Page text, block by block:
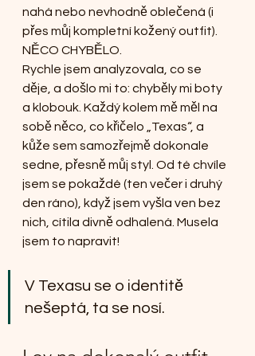
nahá nebo nevhodně oblečená (i
přes můj kompletní kožený outfit).
NĚCO CHYBĚLO.
Rychle jsem analyzovala, co se
děje, a došlo mi to: chyběly mi boty
a klobouk. Každý kolem mě měl na
sobě něco, co křičelo „Texas“, a
kůže sem samozřejmě dokonale
sedne, přesně můj styl. Od té chvíle
jsem se pokaždé (ten večer i druhý
den ráno), když jsem vyšla ven bez
nich, cítila divně odhalená. Musela
jsem to napravit!
V Texasu se o identitě
nešeptá, ta se nosí.